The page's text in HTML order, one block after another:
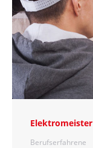
Berufserfahrene